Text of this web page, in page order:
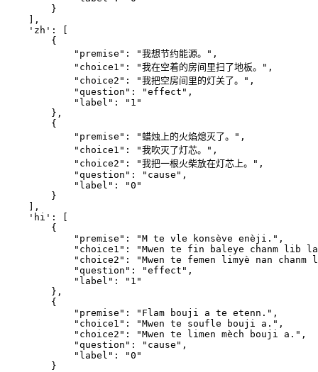
        }
    ],
    'zh': [
        {
            "premise": "我想节约能源。",
            "choice1": "我在空着的房间里扫了地板。",
            "choice2": "我把空房间里的灯关了。",
            "question": "effect",
            "label": "1"
        },
        {
            "premise": "蜡烛上的火焰熄灭了。",
            "choice1": "我吹灭了灯芯。",
            "choice2": "我把一根火柴放在灯芯上。",
            "question": "cause",
            "label": "0"
        }
    ],
    'hi': [
        {
            "premise": "M te vle konsève enèji.",
"choice1": "Mwen te fin baleye chanm lib
"choice2": "Mwen te femen limyè nan chanm
            "question": "effect",
            "label": "1"
        },
        {
            "premise": "Flam bouji a te etenn.",
            "choice1": "Mwen te soufle bouji a.",
            "choice2": "Mwen te limen mèch bouji a.",
            "question": "cause",
            "label": "0"
        }